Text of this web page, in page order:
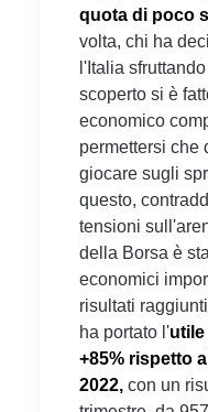
quota di poco
volta, chi ha
l'Italia
scoperto si è
economico
permettersi che
giocare sugli
questo,
tensioni
della Borsa è
economici
risultati
ha portato l'utile
+85% rispetto
2022, con un